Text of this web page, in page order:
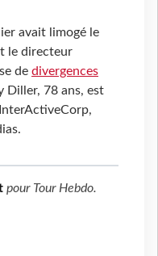
avait limogé le
le directeur
de divergences
Diller, 78 ans, est
pour Tour Hebdo.